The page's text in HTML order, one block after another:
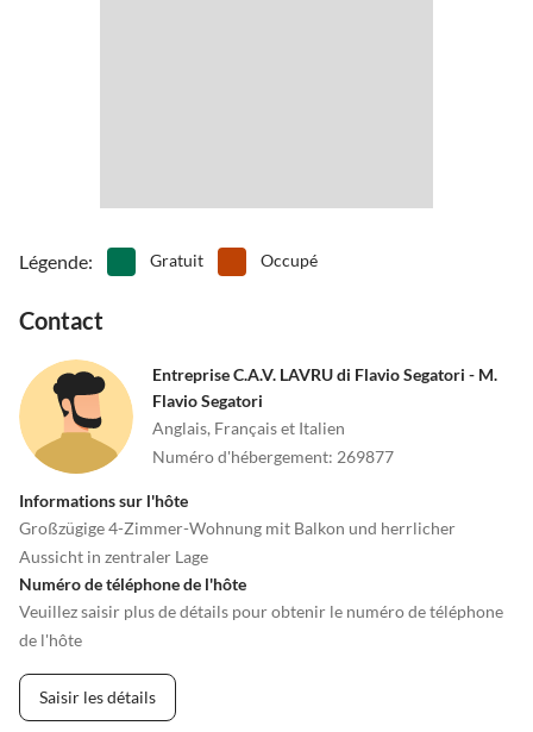
Légende: Gratuit Occupé
Contact
Entreprise C.A.V. LAVRU di Flavio Segatori - M.
Flavio Segatori
Anglais, Français et Italien
Numéro d'hébergement: 269877
Informations sur l'hôte
Großzügige 4-Zimmer-Wohnung mit Balkon und herrlicher
Aussicht in zentraler Lage
Numéro de téléphone de l'hôte
Veuillez saisir plus de détails pour obtenir le numéro de téléphone
de l'hôte
Saisir les détails